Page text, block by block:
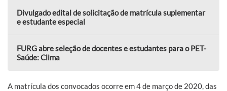
Divulgado edital de solicitação de matrícula suplementar
e estudante especial
FURG abre seleção de docentes e estudantes para o PET-
Saúde: Clima
A matrícula dos convocados ocorre em 4 de março de 2020, das